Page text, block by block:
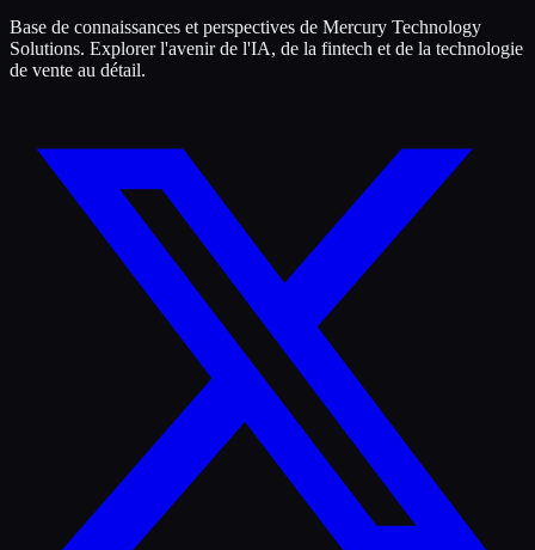
Base de connaissances et perspectives de Mercury Technology
Solutions. Explorer l'avenir de l'IA, de la fintech et de la technologie
de vente au détail.